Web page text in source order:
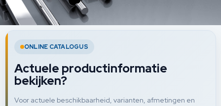
ONLINE CATALOGUS
Actuele productinformatie
bekijken?
Voor actuele beschikbaarheid, varianten, afmetingen en